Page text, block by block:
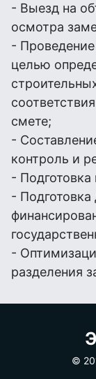
- Выезд на
осмотра
-
целью
смете;
-
контроль и
- Подготовка
- Подготовка
-
разделения
©